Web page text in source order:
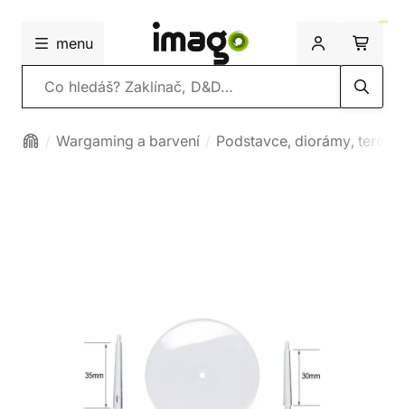
menu
Vyhledávání
Wargaming a barvení Podstavce, diorámy, terény